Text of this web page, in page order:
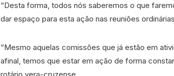
“Desta forma, todos nós saberemos o que
dar espaço para esta ação nas reuniões
“Mesmo aquelas comissões que já estão em
afinal, temos que estar em ação de forma